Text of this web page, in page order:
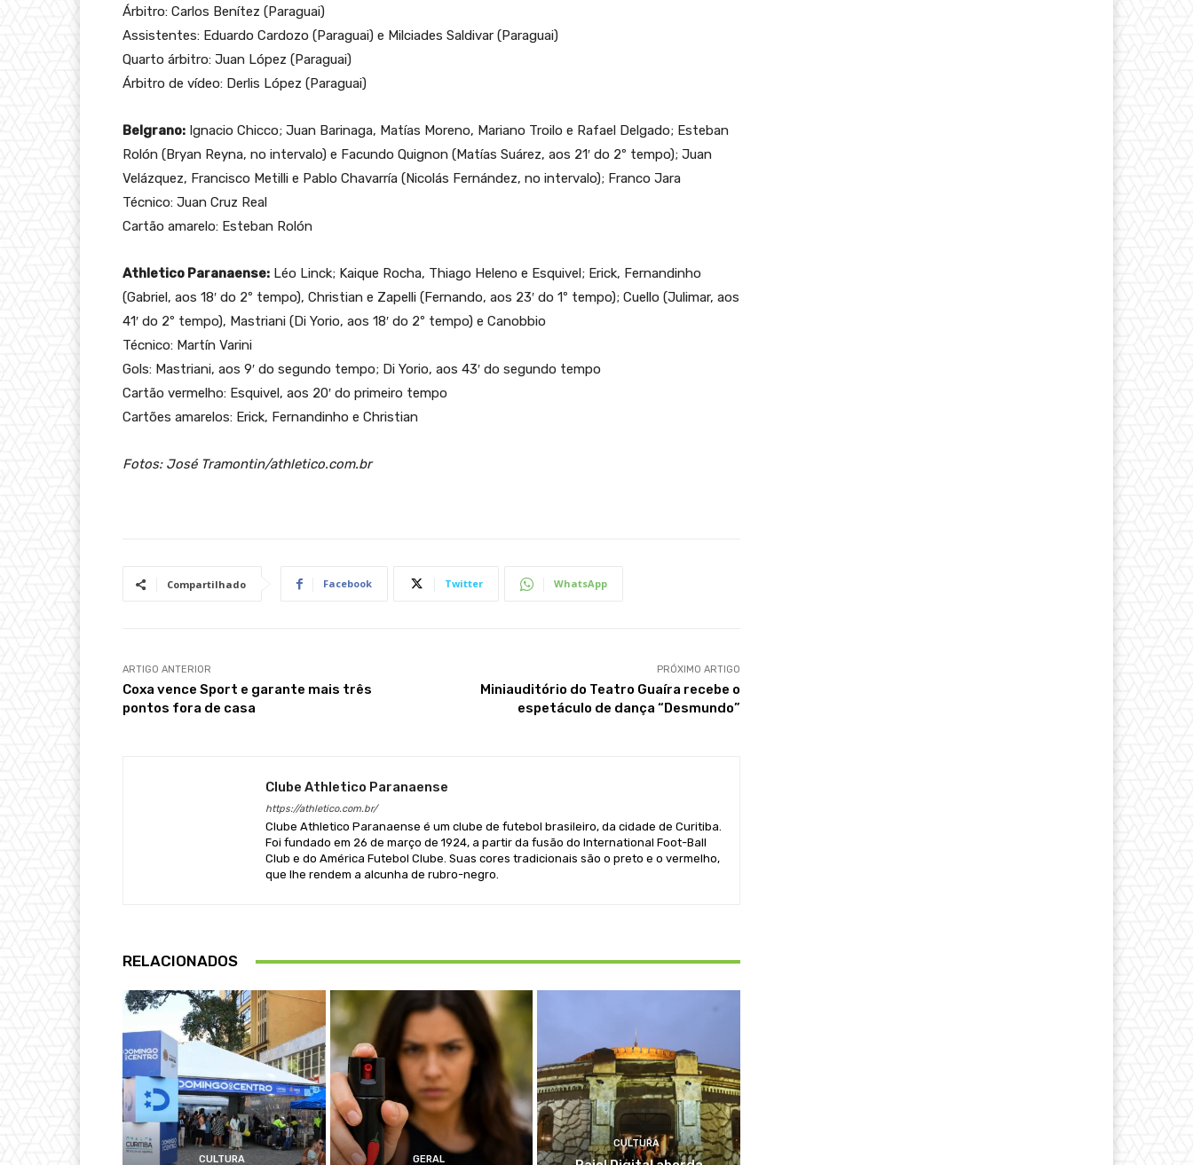
Árbitro: Carlos Benítez (Paraguai)
Assistentes: Eduardo Cardozo (Paraguai) e Milciades Saldivar (Paraguai)
Quarto árbitro: Juan López (Paraguai)
Árbitro de vídeo: Derlis López (Paraguai)
Belgrano: Ignacio Chicco; Juan Barinaga, Matías Moreno, Mariano Troilo e Rafael Delgado; Esteban
Rolón (Bryan Reyna, no intervalo) e Facundo Quignon (Matías Suárez, aos 21′ do 2º tempo); Juan
Velázquez, Francisco Metilli e Pablo Chavarría (Nicolás Fernández, no intervalo); Franco Jara
Técnico: Juan Cruz Real
Cartão amarelo: Esteban Rolón
Athletico Paranaense: Léo Linck; Kaique Rocha, Thiago Heleno e Esquivel; Erick, Fernandinho
(Gabriel, aos 18′ do 2º tempo), Christian e Zapelli (Fernando, aos 23′ do 1º tempo); Cuello (Julimar, aos
41′ do 2º tempo), Mastriani (Di Yorio, aos 18′ do 2º tempo) e Canobbio
Técnico: Martín Varini
Gols: Mastriani, aos 9′ do segundo tempo; Di Yorio, aos 43′ do segundo tempo
Cartão vermelho: Esquivel, aos 20′ do primeiro tempo
Cartões amarelos: Erick, Fernandinho e Christian
Fotos: José Tramontin/athletico.com.br
Compartilhado Facebook Twitter WhatsApp
ARTIGO ANTERIOR
Coxa vence Sport e garante mais três
pontos fora de casa
PRÓXIMO ARTIGO
Miniauditório do Teatro Guaíra recebe o
espetáculo de dança “Desmundo”
Clube Athletico Paranaense
https://athletico.com.br/
Clube Athletico Paranaense é um clube de futebol brasileiro, da cidade de Curitiba.
Foi fundado em 26 de março de 1924, a partir da fusão do International Foot-Ball
Club e do América Futebol Clube. Suas cores tradicionais são o preto e o vermelho,
que lhe rendem a alcunha de rubro-negro.
RELACIONADOS
CULTURA GERAL
CULTURA